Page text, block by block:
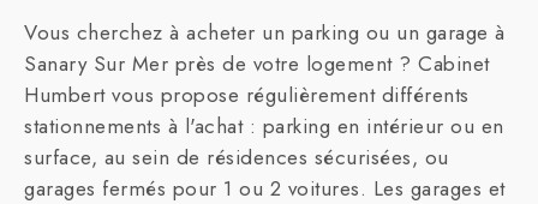
Vous cherchez à acheter un parking ou un garage à
Sanary Sur Mer près de votre logement ? Cabinet
Humbert vous propose régulièrement différents
stationnements à l'achat : parking en intérieur ou en
surface, au sein de résidences sécurisées, ou
garages fermés pour 1 ou 2 voitures. Les garages et